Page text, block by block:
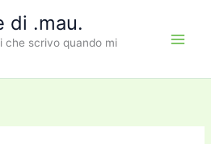
di .mau.
che scrivo quando mi